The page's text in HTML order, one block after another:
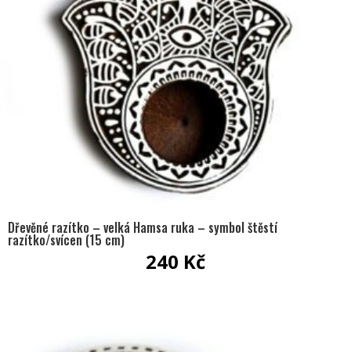
Dřevěné razítko – velká Hamsa ruka – symbol štěstí
razítko/svícen (15 cm)
240 Kč